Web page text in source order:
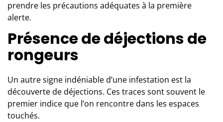
prendre les précautions adéquates à la première
alerte.
Présence de déjections de
rongeurs
Un autre signe indéniable d’une infestation est la
découverte de déjections. Ces traces sont souvent le
premier indice que l’on rencontre dans les espaces
touchés.